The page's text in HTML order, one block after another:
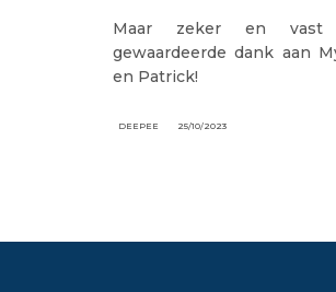
Maar zeker en vast
gewaardeerde dank aan
en Patrick!
DEEPEE 25/10/2023